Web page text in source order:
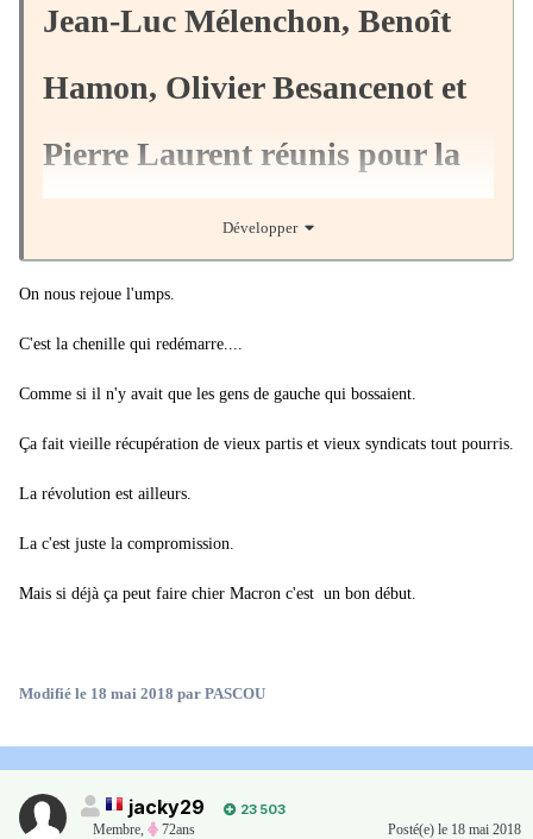
Jean-Luc Mélenchon, Benoît
Hamon, Olivier Besancenot et
Pierre Laurent réunis pour la
première fois
La manifestation du 26 mai permet des
rassemblements inédits.
la CGT qui accueillait ce jeudi 17 mai une réunion pour préparer
Luc Mélenchonet Olivier Besancenot étaient là pour lancer la
à ce qu'ils ont décidé de faire pour cette journée, ils ont laissé les
responsables d'associations et ONG (la Fondation Copernic et
Développer
On nous rejoue l'umps.
C'est la chenille qui redémarre....
Comme si il n'y avait que les gens de gauche qui bossaient.
Ça fait vieille récupération de vieux partis et vieux syndicats tout pourris.
La révolution est ailleurs.
La c'est juste la compromission.
Mais si déjà ça peut faire chier Macron c'est un bon début.
Modifié le 18 mai 2018 par PASCOU
jacky29
23 503
Membre, 72ans Posté(e) le 18 mai 2018